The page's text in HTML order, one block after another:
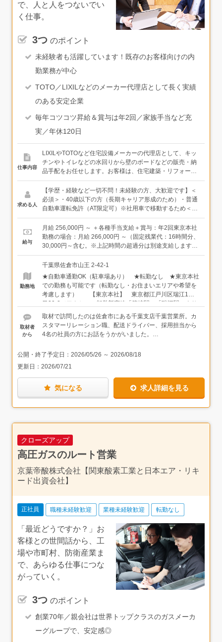
で、人と人をつないでい
く仕事。
3つ のポイント
未経験者も活躍しています！既存のお客様向けの内
勤業務が中心
TOTO／LIXILなどのメーカー代理店として長く実績
のある安定企業
毎年コツコツ昇給＆賞与は年2回／家族手当など充
実／年休120日
仕事内容
LIXILやTOTOなど住宅設備メーカーの代理店として、キッ
チンやトイレなどの水回りから壁のボードなどの販売・納
品手配をお任せします。お客様は、住宅建築・リフォーム
を施工する既存顧客（工務店やホームセンター、不動産会
社のリフォーム部門など）が中心です。＜お仕事の流れ
＞・お客様からのご依頼受付（電話／メール／FAXなど）
↓・お客様への商品提案・見積作成↓・メーカーへの発注、
への納品スケジュール共有、事務スタッフへの手続き依頼
など）↓・納品完了！（納品は配送ドライバーが行います）
【入社後は…】まずは先輩のそばで電話対応を聞いたり、
住宅設備は種類が多いですが、みんな未経験から始めて、
少しずつ覚えていきました。わからないことは、すぐ隣の
先輩に聞けるので大丈夫です。★内勤業務が中心ですが、
お客様先に訪問して打ち合わせを行うこともあります（エ
リアは千葉県内が中心）。★基本的に既存のお客様の対応
がメインです。新規のお客様は、既存のお客様からのご紹
介がほとんどです。★社内の連携が密で、困ったらすぐに
誰かに聞ける職場です。
求める人
【学歴・経験など一切不問！未経験の方、大歓迎です】＜
必須＞・40歳以下の方（長期キャリア形成のため）・普通
自動車運転免許（AT限定可）※社用車で移動するため＜こ
んな方に向いています＞・コツコツとまじめに仕事したい
方・人と話すことが好きな方・チームでの仕事にやりがい
を感じられる方★大事なのは、トーク力ではなく、謙虚さ
とまじめさ。素直に学んでいける気持ちがあれば、十分や
給与
月給 256,000円 ～ ＋各種手当支給＋賞与：年2回東京本社
勤務の場合：月給 266,000円 ～（固定残業代：16時間分、
30,000円～含む。※上記時間の超過分は別途支給します）
＋各種手当支給＋賞与：年2回※上記給与には職能手当が
含まれています※毎年昇給あり※年齢・スキルに応じて、
給与額を決定しています。面接時にすり合わせましょう
勤務地
千葉県佐倉市山王 2-42-1
★自動車通勤OK（駐車場あり） ★転勤なし ★東京本社
での勤務も可能です（転勤なし・お住まいエリアや希望を
考慮します） 【東京本社】 東京都江戸川区瑞江1丁
目29-8（アクセス：都営新宿線「篠崎駅」「瑞江駅」より
徒歩12分）
取材者
から
取材で訪問したのは佐倉市にある千葉支店千葉営業所。カ
スタマーリレーション職、配送ドライバー、採用担当から
4名の社員の方にお話をうかがいました。
取材中は終始和やかな雰囲気で、一人の方が回答に悩んで
た。写真撮影の際も、部署が違っても仲が良く、自然な雰
囲気でした。実際にサポートし合ってお仕事されているん
だろうなと思える、温かさを感じました。
ご来社されたお客様や面接に来られた方から、「すごく明
保育園や学校などが半日の日などに、お子様を会社に連れ
さが出ているエピソードだなと思います。これから入社す
る方も、すぐに馴染んでいけそうですね。
興味を持たれた方は、ぜひご応募ください。
公開・終了予定日： 2026/05/26 ～ 2026/08/18
更新日： 2026/07/21
気になる 求人詳細を見る
クローズアップ
高圧ガスのルート営業
京葉帝酸株式会社【関東酸素工業と日本エア・リキ
ード出資会社】
正社員 職種未経験歓迎 業種未経験歓迎 転勤なし
「最近どうですか？」お
客様との世間話から、工
場や市町村、防衛産業ま
で、あらゆる仕事につな
がっていく。
3つ のポイント
創業70年／親会社は世界トップクラスのガスメーカ
ーグループで、安定感◎